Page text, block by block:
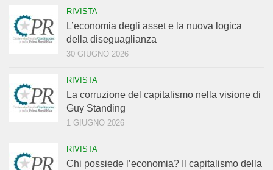
RIVISTA
L’economia degli asset e la nuova logica
della diseguaglianza
30 GIUGNO 2026
RIVISTA
La corruzione del capitalismo nella visione di
Guy Standing
1 GIUGNO 2026
RIVISTA
Chi possiede l’economia? Il capitalismo della